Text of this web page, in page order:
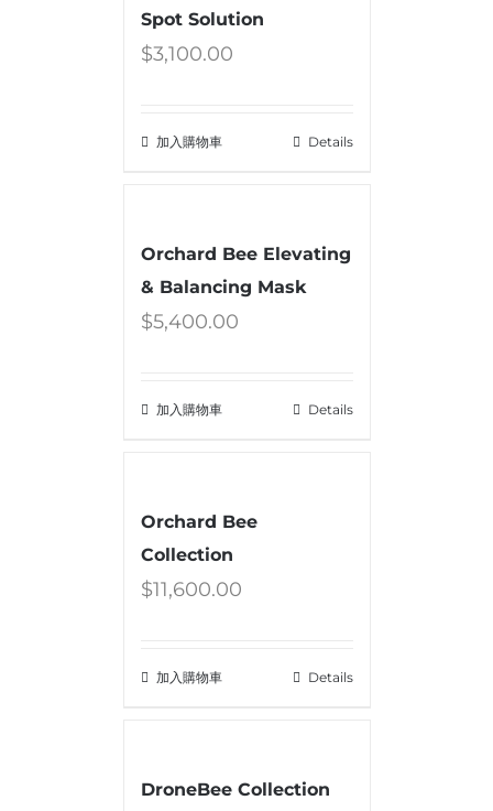
Spot Solution
$3,100.00
加入購物車 Details
Orchard Bee Elevating
& Balancing Mask
$5,400.00
加入購物車 Details
Orchard Bee
Collection
$11,600.00
加入購物車 Details
DroneBee Collection